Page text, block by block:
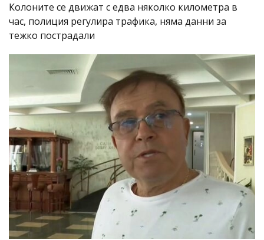
Колоните се движат с едва няколко километра в
час, полиция регулира трафика, няма данни за
тежко пострадали